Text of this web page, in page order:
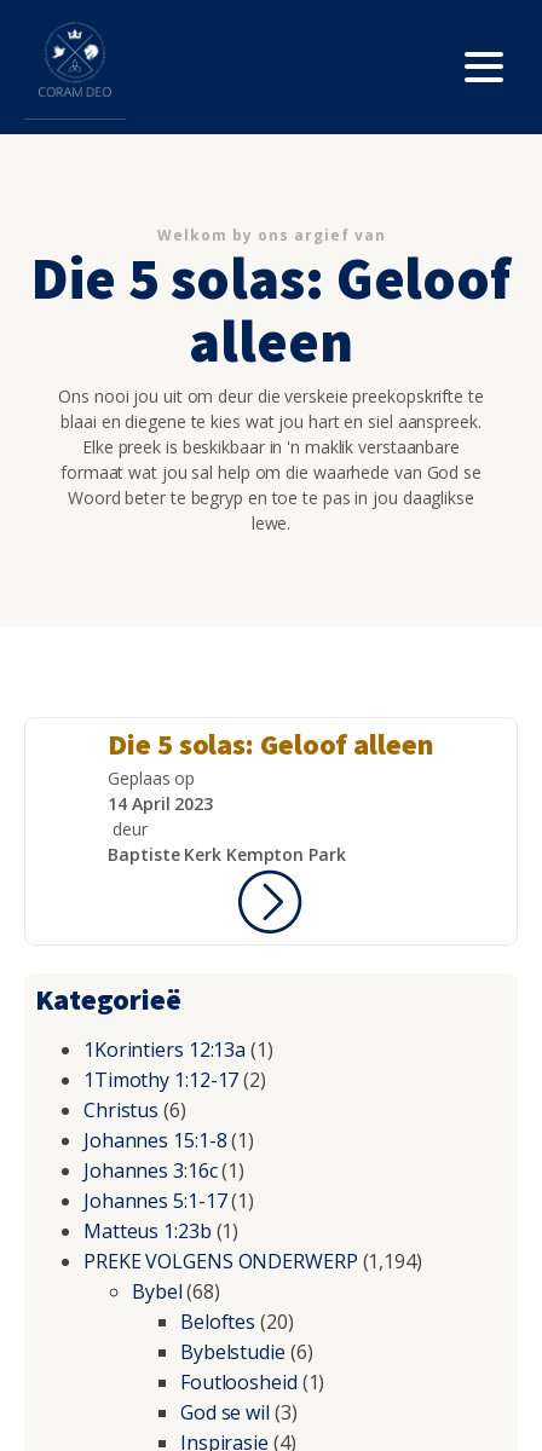
Welkom by ons argief van
Die 5 solas: Geloof
alleen
Ons nooi jou uit om deur die verskeie preekopskrifte te
blaai en diegene te kies wat jou hart en siel aanspreek.
Elke preek is beskikbaar in 'n maklik verstaanbare
formaat wat jou sal help om die waarhede van God se
Woord beter te begryp en toe te pas in jou daaglikse
lewe.
Die 5 solas: Geloof alleen
Geplaas op
14 April 2023
deur
Baptiste Kerk Kempton Park
Kategorieë
1Korintiers 12:13a (1)
1Timothy 1:12-17(2)
Christus (6)
Johannes 15:1-8(1)
Johannes 3:16c(1)
Johannes 5:1-17(1)
Matteus 1:23b (1)
PREKE VOLGENS ONDERWERP (1,194)
Bybel(68)
Beloftes (20)
Bybelstudie (6)
Foutloosheid (1)
God se wil (3)
Inspirasie (4)